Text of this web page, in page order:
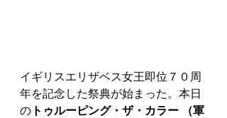
イギリスエリザベス女王即位７０周
年を記念した祭典が始まった。本日
の トゥルーピング・ザ・カラー （軍